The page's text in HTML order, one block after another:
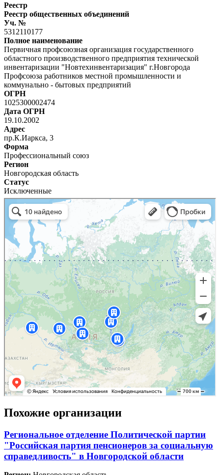
Реестр
Реестр общественных объединений
Уч. №
5312110177
Полное наименование
Первичная профсоюзная организация государственного
областного производственного предприятия технической
инвентаризации "Новтехинвентаризация" г.Новгорода
Профсоюза работников местной промышленности и
коммунально - бытовых предприятий
ОГРН
1025300002474
Дата ОГРН
19.10.2002
Адрес
пр.К.Иаркса, 3
Форма
Профессиональный союз
Регион
Новгородская область
Статус
Исключенные
Похожие организации
Региональное отделение Политической партии
"Российская партия пенсионеров за социальную
справедливость" в Новгородской области